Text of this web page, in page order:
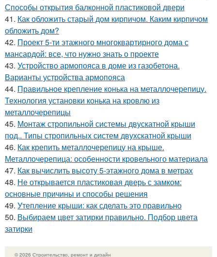
Способы открытия балконной пластиковой двери
41. Как обложить старый дом кирпичом. Каким кирпичом
обложить дом?
42. Проект 5-ти этажного многоквартирного дома с
мансардой: все, что нужно знать о проекте
43. Устройство армопояса в доме из газобетона.
Варианты устройства армопояса
44. Правильное крепление конька на металлочерепицу.
Технология установки конька на кровлю из
металлочерепицы
45. Монтаж стропильной системы двускатной крыши
под.. Типы стропильных систем двухскатной крыши
46. Как крепить металлочерепицу на крыше.
Металлочерепица: особенности кровельного материала
47. Как вычислить высоту 5-этажного дома в метрах
48. Не открывается пластиковая дверь с замком:
основные причины и способы решения
49. Утепление крыши: как сделать это правильно
50. Выбираем цвет затирки правильно. Подбор цвета
затирки
© 2026 Строительство, ремонт и дизайн